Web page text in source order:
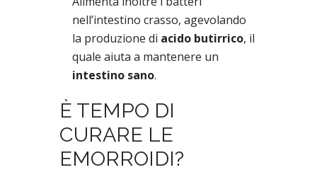
nell’intestino crasso, agevolando
la produzione di acido butirrico, il
quale aiuta a mantenere un
intestino sano.
È TEMPO DI
CURARE LE
EMORROIDI?